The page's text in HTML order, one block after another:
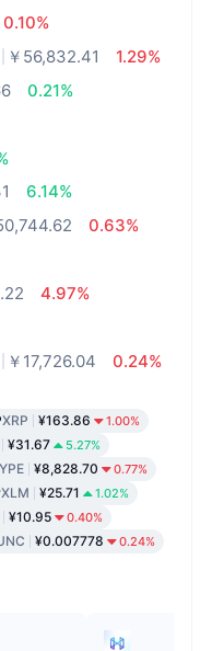
0.10%
￥56,832.41
1.29%
0.21%
6.14%
0.63%
4.97%
￥17,726.04 0.24%
XRP ¥163.86 1.00%
¥31.67 5.27%
¥8,828.70 0.77%
XLM ¥25.71 1.02%
¥10.95 0.40%
¥0.007778 0.24%